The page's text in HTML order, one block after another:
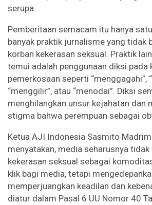
serupa.
Pemberitaan semacam itu hanya
banyak praktik jurnalisme yang tidak
korban kekerasan seksual. Praktik
temui adalah penggunaan diksi pada
pemerkosaan seperti “menggagahi”,
“menggilir”, atau “menodai”. Diksi
menghilangkan unsur kejahatan dan
stigma bahwa perempuan sebagai
Ketua AJI Indonesia Sasmito
menyatakan, media seharusnya
kekerasan seksual sebagai
klik bagi media, tetapi
memperjuangkan keadilan dan
diatur dalam Pasal 6 UU Nomor 40